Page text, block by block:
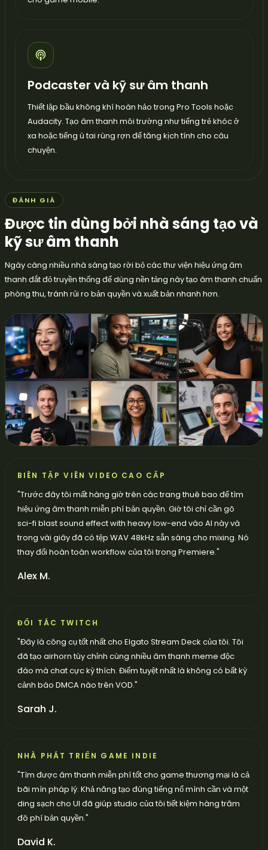
Podcaster và kỹ sư âm thanh
Thiết lập bầu không khí hoàn hảo trong Pro Tools hoặc
Audacity. Tạo âm thanh môi trường như tiếng trẻ khóc ở
xa hoặc tiếng ù tai rùng rợn để tăng kịch tính cho câu
chuyện.
ĐÁNH GIÁ
Được tin dùng bởi nhà sáng tạo và
kỹ sư âm thanh
Ngày càng nhiều nhà sáng tạo rời bỏ các thư viện hiệu ứng âm
thanh đắt đỏ truyền thống để dùng nền tảng này tạo âm thanh chuẩn
phòng thu, tránh rủi ro bản quyền và xuất bản nhanh hơn.
BIÊN TẬP VIÊN VIDEO CAO CẤP
"Trước đây tôi mất hàng giờ trên các trang thuê bao để tìm
hiệu ứng âm thanh miễn phí bản quyền. Giờ tôi chỉ cần gõ
sci-fi blast sound effect with heavy low-end vào AI này và
trong vài giây đã có tệp WAV 48kHz sẵn sàng cho mixing. Nó
thay đổi hoàn toàn workflow của tôi trong Premiere."
Alex M.
ĐỐI TÁC TWITCH
"Đây là công cụ tốt nhất cho Elgato Stream Deck của tôi. Tôi
đã tạo airhorn tùy chỉnh cùng nhiều âm thanh meme độc
đáo mà chat cực kỳ thích. Điểm tuyệt nhất là không có bất kỳ
cảnh báo DMCA nào trên VOD."
Sarah J.
NHÀ PHÁT TRIỂN GAME INDIE
"Tìm được âm thanh miễn phí tốt cho game thương mại là cả
bãi mìn pháp lý. Khả năng tạo đúng tiếng nổ mình cần và một
ding sạch cho UI đã giúp studio của tôi tiết kiệm hàng trăm
đô phí bản quyền."
David K.